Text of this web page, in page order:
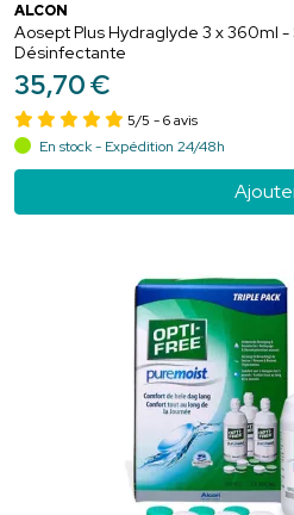
ALCON
Aosept Plus Hydraglyde 3 x 360ml
Désinfectante
35,70€
5/5 - 6 avis
En stock - Expédition 24/48h